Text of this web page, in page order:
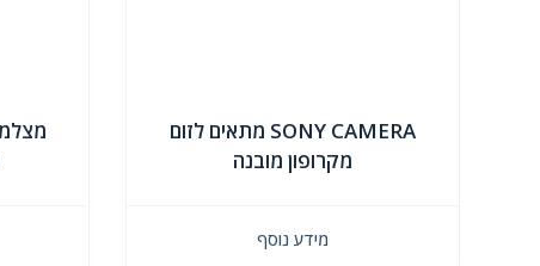
SONY CAMERA מתאים לזום
מקרופון מובנה
מידע נוסף